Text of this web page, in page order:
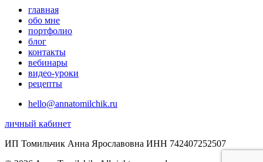
главная
обо мне
портфолио
блог
контакты
вебинары
видео-уроки
рецепты
hello@annatomilchik.ru
личный кабинет
ИП Томильчик Анна Ярославовна ИНН 742407252507